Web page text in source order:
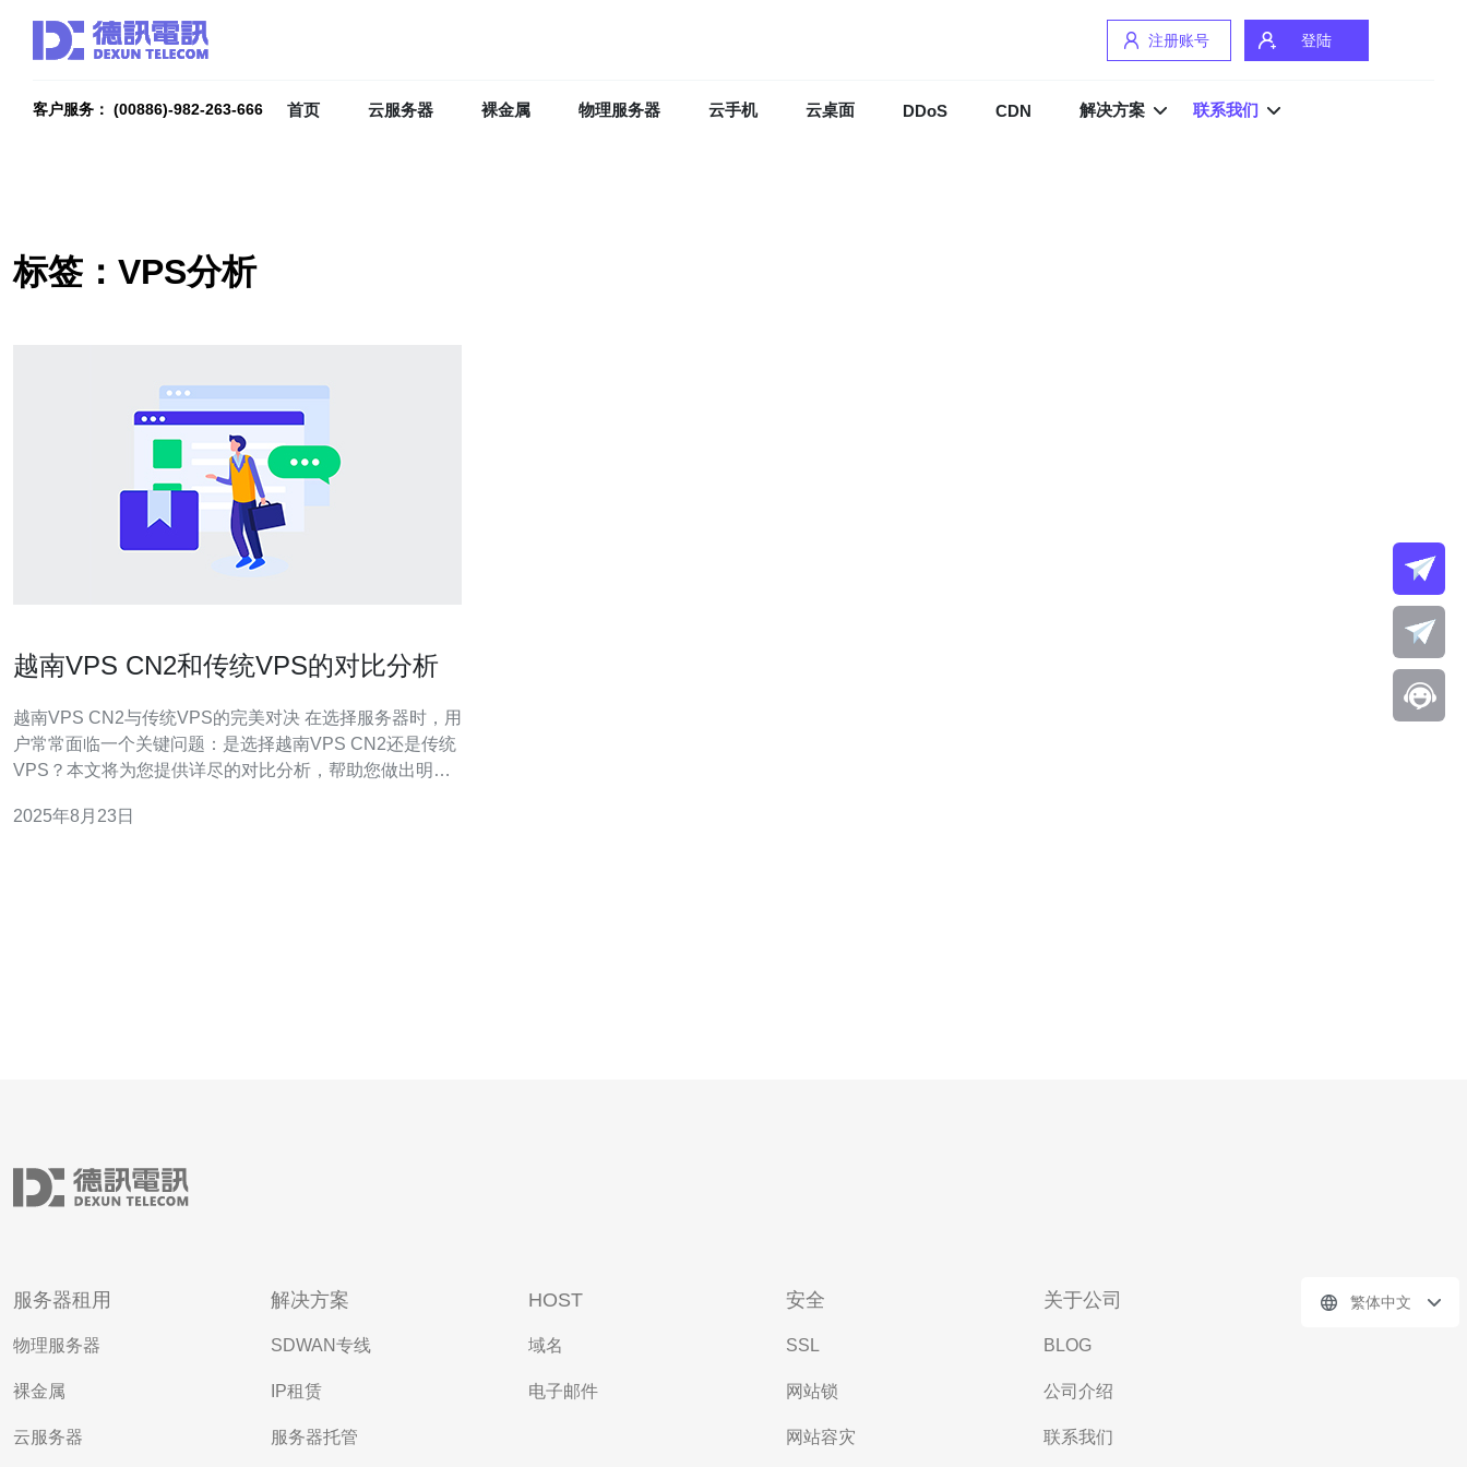
注册账号 登陆
客户服务： (00886)-982-263-666 首页 云服务器 裸金属 物理服务器 云手机 云桌面 DDoS CDN 解决方案 联系我们
标签：VPS分析
越南VPS CN2和传统VPS的对比分析
越南VPS CN2与传统VPS的完美对决 在选择服务器时，用
户常常面临一个关键问题：是选择越南VPS CN2还是传统
VPS？本文将为您提供详尽的对比分析，帮助您做出明智
度：越南VPS CN2在国际链路上表现卓越，传输速度远超
2025年8月23日
服务器租用
物理服务器
裸金属
云服务器
解决方案
SDWAN专线
IP租赁
服务器托管
HOST
域名
电子邮件
安全
SSL
网站锁
网站容灾
关于公司
BLOG
公司介绍
联系我们
繁体中文